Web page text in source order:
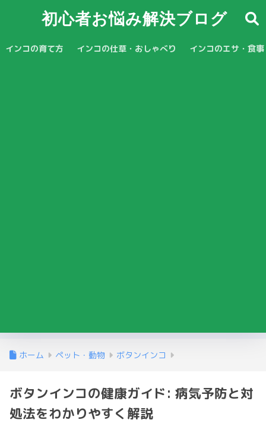
初心者お悩み解決ブログ
インコの育て方 インコの仕草・おしゃべり インコのエサ・食事
ホーム ペット・動物 ボタンインコ
ボタンインコの健康ガイド: 病気予防と対
処法をわかりやすく解説